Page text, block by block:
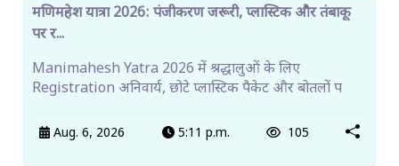
मणिमहेश यात्रा 2026: पंजीकरण जरूरी, प्लास्टिक और तंबाकू
पर र...
Manimahesh Yatra 2026 में श्रद्धालुओं के लिए
Registration अनिवार्य, छोटे प्लास्टिक पैकेट और बोतलों प
Aug. 6, 2026 5:11 p.m. 105